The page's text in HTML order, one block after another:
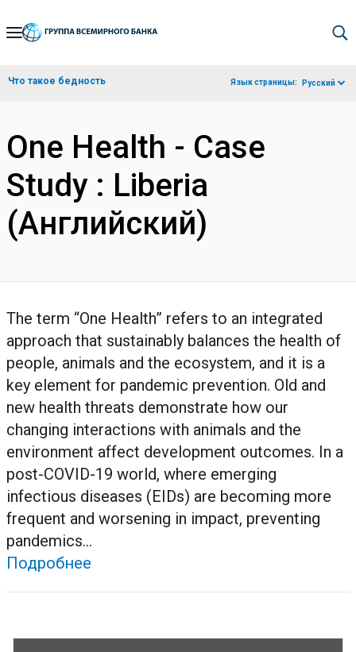
Skip
Navigation
Что такое бедность Язык страницы: Русский
One Health - Case
Study : Liberia
(Английский)
The term “One Health” refers to an integrated
approach that sustainably balances the health of
people, animals and the ecosystem, and it is a
key element for pandemic prevention. Old and
new health threats demonstrate how our
changing interactions with animals and the
environment affect development outcomes. In a
post-COVID-19 world, where emerging
infectious diseases (EIDs) are becoming more
frequent and worsening in impact, preventing
pandemics...
Подробнее